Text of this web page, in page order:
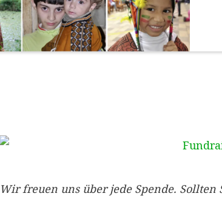
Wir freuen uns über jede Spende.